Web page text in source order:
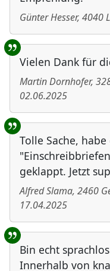
Günter Hesser, 4040
Vielen Dank für
Martin Dornhofer,
02.06.2025
Tolle Sache,
geklappt. Jetzt
Alfred Slama, 2460
17.04.2025
Bin echt
Innerhalb von